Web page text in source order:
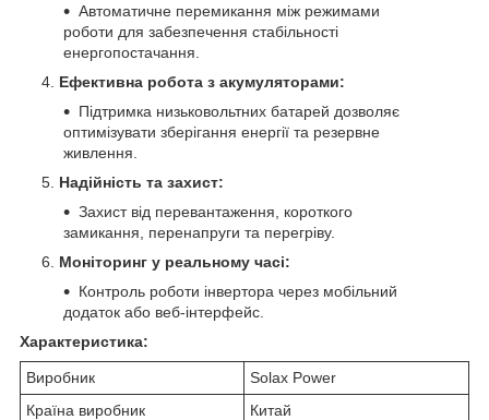
Автоматичне перемикання між режимами
роботи для забезпечення стабільності
енергопостачання.
Ефективна робота з акумуляторами:
Підтримка низьковольтних батарей дозволяє
оптимізувати зберігання енергії та резервне
живлення.
Надійність та захист:
Захист від перевантаження, короткого
замикання, перенапруги та перегріву.
Моніторинг у реальному часі:
Контроль роботи інвертора через мобільний
додаток або веб-інтерфейс.
Характеристика:
Виробник
Solax Power
Країна виробник
Китай